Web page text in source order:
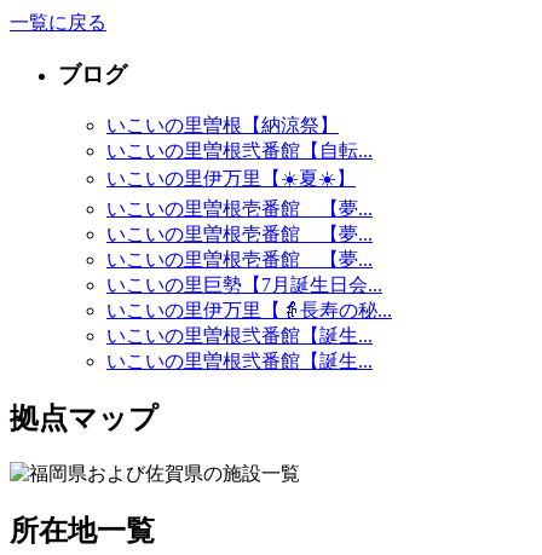
一覧に戻る
ブログ
いこいの里曽根【納涼祭】
いこいの里曽根弐番館【自転...
いこいの里伊万里【☀️夏☀️】
いこいの里曽根壱番館 【夢...
いこいの里曽根壱番館 【夢...
いこいの里曽根壱番館 【夢...
いこいの里巨勢【7月誕生日会...
いこいの里伊万里【👵長寿の秘...
いこいの里曽根弐番館【誕生...
いこいの里曽根弐番館【誕生...
拠点マップ
所在地一覧